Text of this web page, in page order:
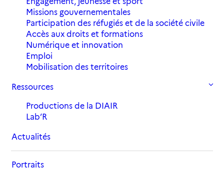
Missions gouvernementales
Participation des réfugiés et de la société civile
Accès aux droits et formations
Numérique et innovation
Emploi
Mobilisation des territoires
Ressources
Productions de la DIAIR
Lab’R
Actualités
Portraits
Tous Actualités Jeunesse
Portrait
Volont'R
Archives 2021
Entretiens